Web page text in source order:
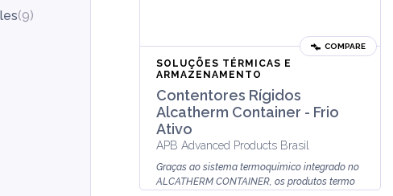
(9)
COMPARE
SOLUÇÕES TÉRMICAS E
ARMAZENAMENTO
Contentores Rígidos
Alcatherm Container - Frio
Ativo
APB Advanced Products Brasil
Graças ao sistema termoquímico integrado no
ALCATHERM CONTAINER, os produtos termo